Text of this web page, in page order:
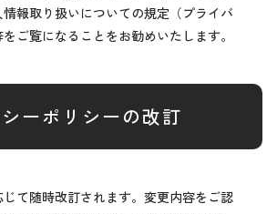
報取り扱いについての規定（プライバ
ご覧になることをお勧めいたします。
ーポリシーの改訂
て随時改訂されます。変更内容をご認